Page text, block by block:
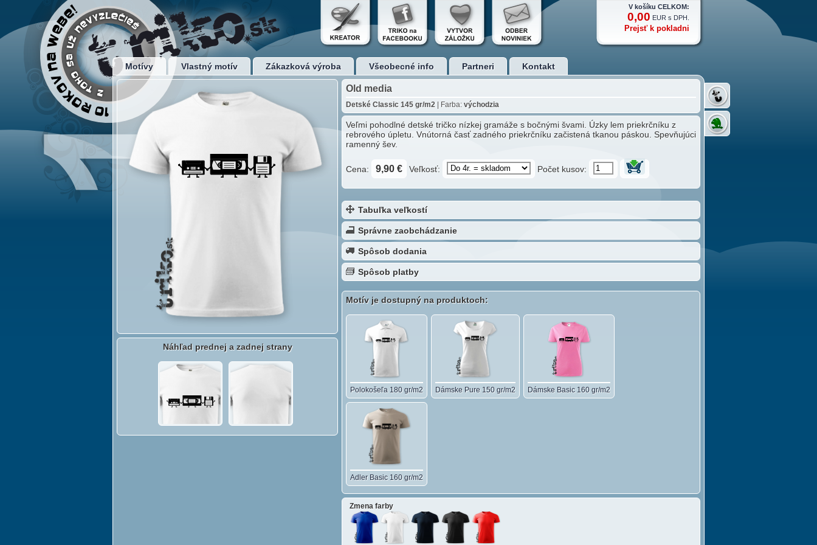
V košíku CELKOM:
EUR s DPH.
0,00
Prejsť k pokladni
Motívy Vlastný motív Zákazková výroba Všeobecné info Partneri Kontakt
Náhľad prednej a zadnej strany
Old media
Detské Classic 145 gr/m2 | Farba: východzia
Veľmi pohodlné detské tričko nízkej gramáže s bočnými švami. Úzky lem priekrčníku z
rebrového úpletu. Vnútorná časť zadného priekrčníku začistená tkanou páskou. Spevňujúci
ramenný šev.
Cena: 9,90 € Veľkosť: Počet kusov:
Tabuľka veľkostí
Správne zaobchádzanie
Spôsob dodania
Spôsob platby
Motív je dostupný na produktoch:
Polokošeľa 180 gr/m2 Dámske Pure 150 gr/m2 Dámske Basic 160 gr/m2
Adler Basic 160 gr/m2
Zmena farby